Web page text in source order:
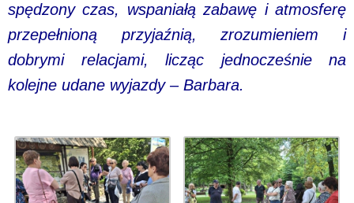
spędzony czas, wspaniałą zabawę i atmosferę
przepełnioną przyjaźnią, zrozumieniem i
dobrymi relacjami, licząc jednocześnie na
kolejne udane wyjazdy – Barbara.